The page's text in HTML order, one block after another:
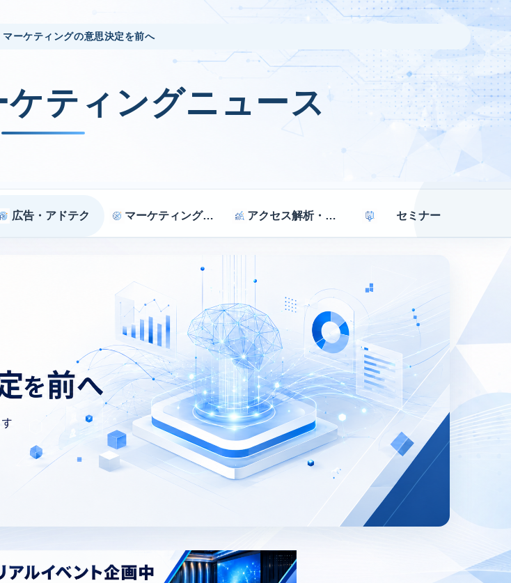
ーケティングの意思決定を前へ
ティングニュース
広告・アドテク マーケティング戦略 アクセス解析・効果測定 セミナー